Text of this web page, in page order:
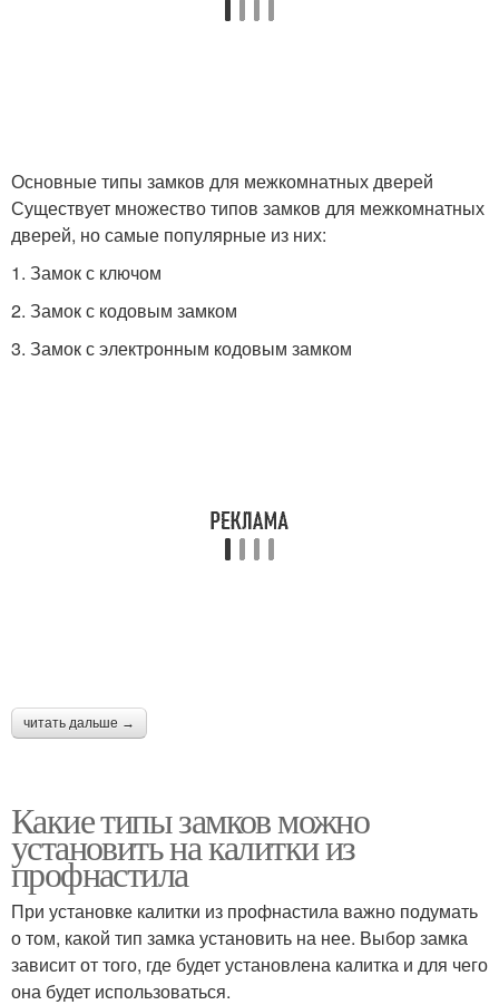
Основные типы замков для межкомнатных дверей
Существует множество типов замков для межкомнатных
дверей, но самые популярные из них:
1. Замок с ключом
2. Замок с кодовым замком
3. Замок с электронным кодовым замком
читать дальше →
Какие типы замков можно
установить на калитки из
профнастила
При установке калитки из профнастила важно подумать
о том, какой тип замка установить на нее. Выбор замка
зависит от того, где будет установлена калитка и для чего
она будет использоваться.